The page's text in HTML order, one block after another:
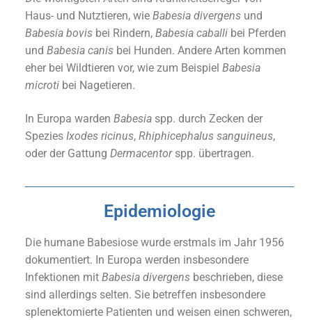
Haus- und Nutztieren, wie Babesia divergens und
Babesia bovis bei Rindern, Babesia caballi bei Pferden
und Babesia canis bei Hunden. Andere Arten kommen
eher bei Wildtieren vor, wie zum Beispiel Babesia
microti bei Nagetieren.
In Europa warden Babesia spp. durch Zecken der
Spezies Ixodes ricinus, Rhiphicephalus sanguineus,
oder der Gattung Dermacentorspp. übertragen.
Epidemiologie
Die humane Babesiose wurde erstmals im Jahr 1956
dokumentiert. In Europa werden insbesondere
Infektionen mit Babesia divergens beschrieben, diese
sind allerdings selten. Sie betreffen insbesondere
splenektomierte Patienten und weisen einen schweren,